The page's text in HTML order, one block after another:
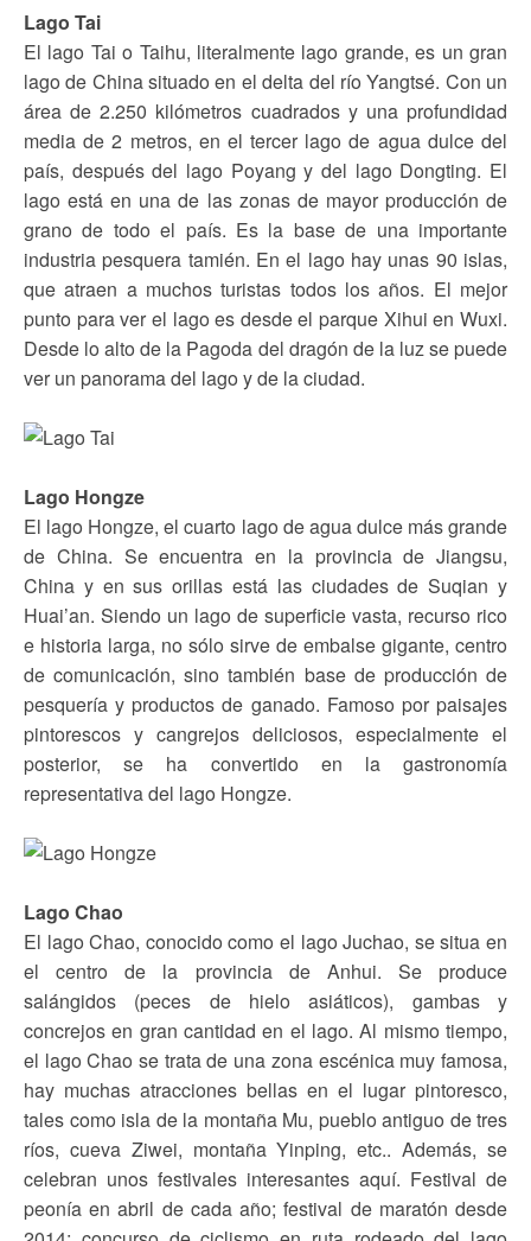
Lago Tai
El lago Tai o Taihu, literalmente lago grande, es un gran
lago de China situado en el delta del río Yangtsé. Con un
área de 2.250 kilómetros cuadrados y una profundidad
media de 2 metros, en el tercer lago de agua dulce del
país, después del lago Poyang y del lago Dongting. El
lago está en una de las zonas de mayor producción de
grano de todo el país. Es la base de una importante
industria pesquera tamién. En el lago hay unas 90 islas,
que atraen a muchos turistas todos los años. El mejor
punto para ver el lago es desde el parque Xihui en Wuxi.
Desde lo alto de la Pagoda del dragón de la luz se puede
ver un panorama del lago y de la ciudad.
Lago Hongze
El lago Hongze, el cuarto lago de agua dulce más grande
de China. Se encuentra en la provincia de Jiangsu,
China y en sus orillas está las ciudades de Suqian y
Huai’an. Siendo un lago de superficie vasta, recurso rico
e historia larga, no sólo sirve de embalse gigante, centro
de comunicación, sino también base de producción de
pesquería y productos de ganado. Famoso por paisajes
pintorescos y cangrejos deliciosos, especialmente el
posterior, se ha convertido en la gastronomía
representativa del lago Hongze.
Lago Chao
El lago Chao, conocido como el lago Juchao, se situa en
el centro de la provincia de Anhui. Se produce
salángidos (peces de hielo asiáticos), gambas y
concrejos en gran cantidad en el lago. Al mismo tiempo,
el lago Chao se trata de una zona escénica muy famosa,
hay muchas atracciones bellas en el lugar pintoresco,
tales como isla de la montaña Mu, pueblo antiguo de tres
ríos, cueva Ziwei, montaña Yinping, etc.. Además, se
celebran unos festivales interesantes aquí. Festival de
peonía en abril de cada año; festival de maratón desde